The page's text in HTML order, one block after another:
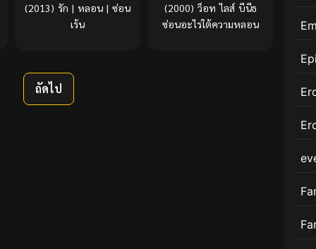
(2013) รัก | หลอน | ซ่อน
เร้น
(2000) ว็อท ไลส์ บีนีธ
ซ่อนอะไรใต้ความหลอน
ถัดไป